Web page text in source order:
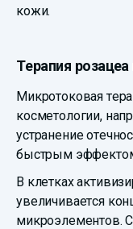
кожи.
Терапия
Микротоковая
косметологии,
устранение
быстрым
В клетках
увеличивается
микроэлементов.